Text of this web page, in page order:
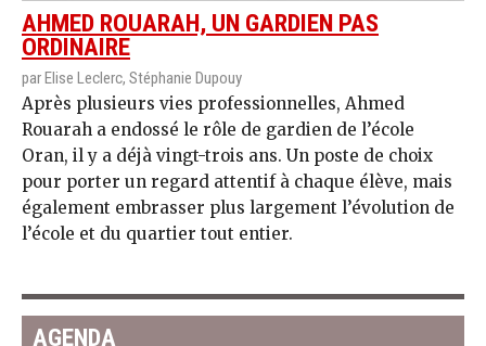
AHMED ROUARAH, UN GARDIEN PAS
ORDINAIRE
par Elise Leclerc, Stéphanie Dupouy
Après plusieurs vies professionnelles, Ahmed
Rouarah a endossé le rôle de gardien de l’école
Oran, il y a déjà vingt-trois ans. Un poste de choix
pour porter un regard attentif à chaque élève, mais
également embrasser plus largement l’évolution de
l’école et du quartier tout entier.
AGENDA